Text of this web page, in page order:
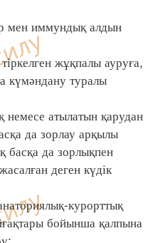
мен иммундық алдын
жұқпалы ауруға,
күмәндану туралы
атылатын қарудан
да зорлау арқылы
басқа да зорлықпен
деген күдік
курорттық
бойынша қалпына